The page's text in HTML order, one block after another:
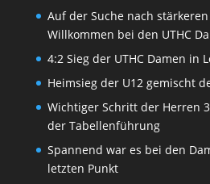
Auf der Suche nach
Willkommen bei den UTHC
4:2 Sieg der UTHC Damen in
Heimsieg der U12 gemischt
Wichtiger Schritt der Herren
der Tabellenführung
Spannend war es bei den
letzten Punkt